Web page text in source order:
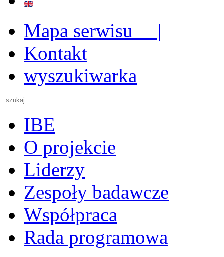
Mapa serwisu |
Kontakt
wyszukiwarka
IBE
O projekcie
Liderzy
Zespoły badawcze
Współpraca
Rada programowa